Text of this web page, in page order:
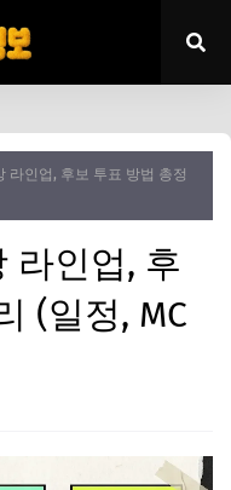
라인업, 후보 투표 방법 총정
라인업, 후
(일정, MC